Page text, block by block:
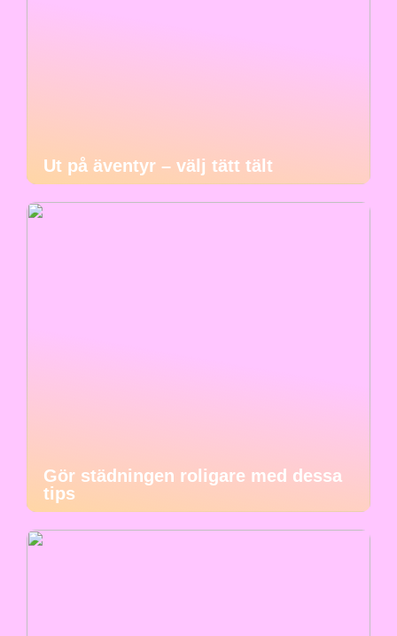
Ut på äventyr – välj tätt tält
Gör städningen roligare med dessa
tips